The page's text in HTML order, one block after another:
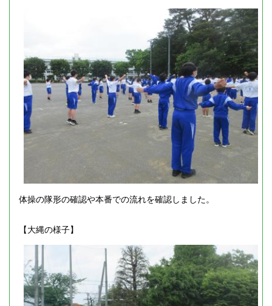
体操の隊形の確認や本番での流れを確認しました。
【大縄の様子】